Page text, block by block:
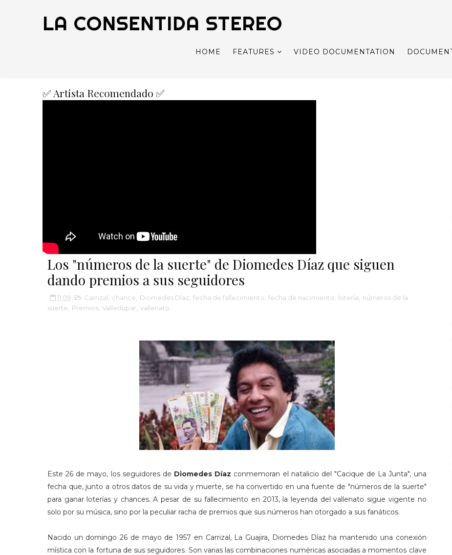
LA CONSENTIDA STEREO
HOME FEATURES VIDEO DOCUMENTATION
✅ Artista Recomendado ✅
Los "números de la suerte" de Diomedes Díaz que siguen
dando premios a sus seguidores
11:09 Carrizal chance Diomedes Díaz fecha de fallecimiento fecha de nacimiento lotería
números de la
suerte
Premios Valledupar vallenato
Este 26 de mayo, los seguidores de Diomedes Díaz conmemoran el natalicio del "Cacique de La Junta", una
fecha que, junto a otros datos de su vida y muerte, se ha convertido en una fuente de "números de la suerte"
para ganar loterías y chances. A pesar de su fallecimiento en 2013, la leyenda del vallenato sigue vigente no
solo por su música, sino por la peculiar racha de premios que sus números han otorgado a sus fanáticos.
Nacido un domingo 26 de mayo de 1957 en Carrizal, La Guajira, Diomedes Díaz ha mantenido una conexión
mística con la fortuna de sus seguidores. Son varias las combinaciones numéricas asociadas a momentos clave